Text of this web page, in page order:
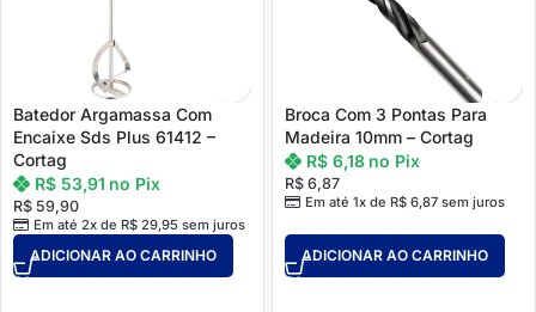
Batedor Argamassa Com
Encaixe Sds Plus 61412 –
Cortag
R$ 59,90
Em até 2x de R$29,95 sem juros
R$53,91 no Pix
ADICIONAR AO CARRINHO
Broca Com 3 Pontas Para
Madeira 10mm – Cortag
R$ 6,87
Em até 1x de R$6,87sem juros
R$6,18 no Pix
ADICIONAR AO CARRINHO